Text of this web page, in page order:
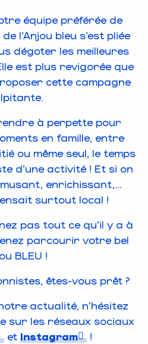
équipe préférée de
l’Anjou bleu s’est pliée
dégoter les meilleures
est plus revigorée que
cette campagne
à perpette pour
en famille, entre
ou même seul, le temps
d’une activité ! Et si on
enrichissant,…
surtout local !
pas tout ce qu’il y a à
parcourir votre bel
BLEU !
êtes-vous prêt ?
actualité, n’hésitez
sur les réseaux sociaux
et Instagram !